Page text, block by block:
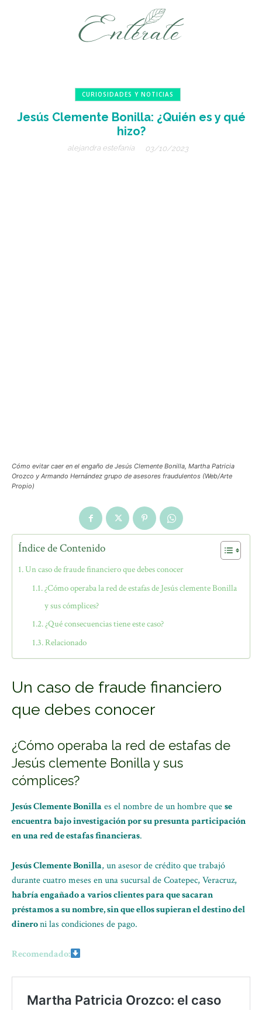
CURIOSIDADES Y NOTICIAS
Jesús Clemente Bonilla: ¿Quién es y qué
hizo?
alejandra estefanía 03/10/2023
Cómo evitar caer en el engaño de Jesús Clemente Bonilla, Martha Patricia
Orozco y Armando Hernández grupo de asesores fraudulentos (Web/Arte
Propio)
Índice de Contenido
Un caso de fraude financiero que debes conocer
¿Cómo operaba la red de estafas de Jesús clemente Bonilla
y sus cómplices?
¿Qué consecuencias tiene este caso?
Relacionado
Un caso de fraude financiero
que debes conocer
¿Cómo operaba la red de estafas de
Jesús clemente Bonilla y sus
cómplices?
Jesús Clemente Bonilla es el nombre de un hombre quese
encuentra bajo investigación por su presunta participación
en una red de estafas financieras.
Jesús Clemente Bonilla, un asesor de crédito que trabajó
durante cuatro meses en una sucursal de Coatepec, Veracruz,
habría engañado a varios clientes para que sacaran
préstamos a su nombre, sin que ellos supieran el destino del
dineroni las condiciones de pago.
Recomendado: